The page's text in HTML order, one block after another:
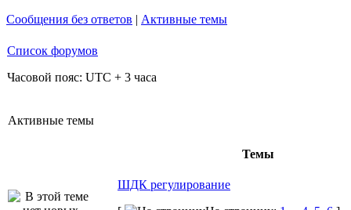
Сообщения без ответов | Активные темы
Список форумов
Часовой пояс: UTC + 3 часа
Активные темы
Темы
ШДК регулирование